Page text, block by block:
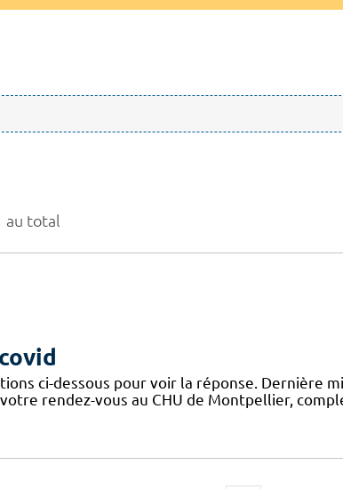
au total
ci-dessous pour voir la réponse. Dernière
rendez-vous au CHU de Montpellier,